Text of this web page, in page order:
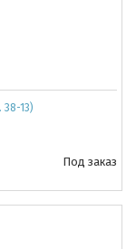
13)
Под заказ